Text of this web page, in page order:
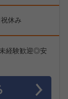
休み
経験歓迎◎安